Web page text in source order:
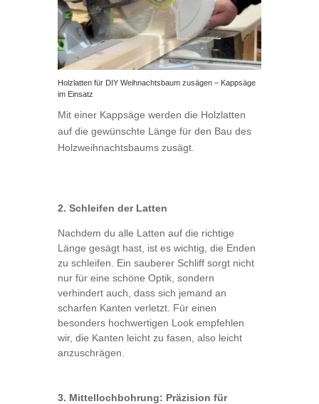
Holzlatten für DIY Weihnachtsbaum zusägen – Kappsäge
im Einsatz
Mit einer Kappsäge werden die Holzlatten
auf die gewünschte Länge für den Bau des
Holzweihnachtsbaums zusägt.
2. Schleifen der Latten
Nachdem du alle Latten auf die richtige
Länge gesägt hast, ist es wichtig, die Enden
zu schleifen. Ein sauberer Schliff sorgt nicht
nur für eine schöne Optik, sondern
verhindert auch, dass sich jemand an
scharfen Kanten verletzt. Für einen
besonders hochwertigen Look empfehlen
wir, die Kanten leicht zu fasen, also leicht
anzuschrägen.
3. Mittellochbohrung: Präzision für